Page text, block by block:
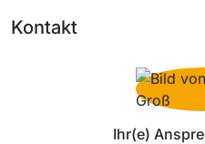
Kontakt
Ihr(e)